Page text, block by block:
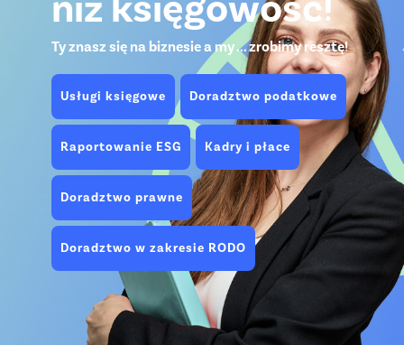
Ty znasz się na biznesie a my ... zrobimy resztę!
Usługi księgowe Doradztwo podatkowe
Raportowanie ESG Kadry i płace
Doradztwo prawne
Doradztwo w zakresie RODO